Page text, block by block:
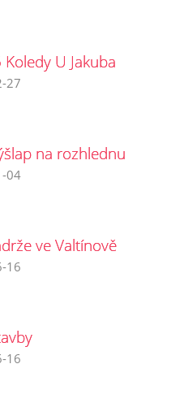
U Jakuba
27
na rozhlednu
04
ve Valtínově
16
16